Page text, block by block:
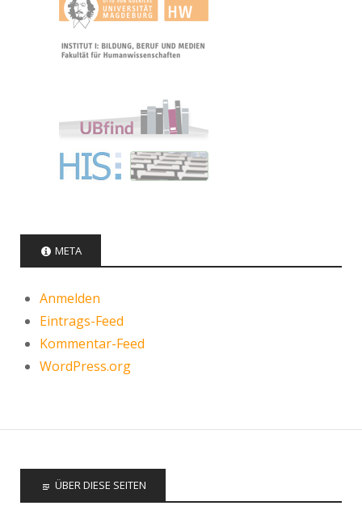
META
Anmelden
Eintrags-Feed
Kommentar-Feed
WordPress.org
ÜBER DIESE SEITEN